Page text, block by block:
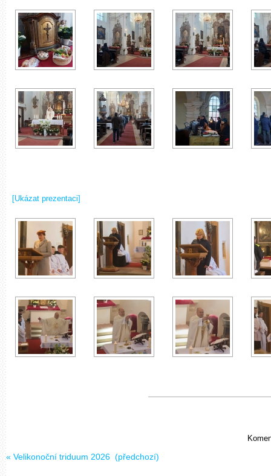
[Ukázat prezentaci]
« Velikonoční triduum 2026 (předchozí)